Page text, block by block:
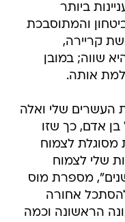
ביותר
והמתוסבכת
קריירה,
שווה; במובן
אותה.
העשרים שלי ואלה
בן אדם, כך שזו
מסוגלת לצמוח
שלי לצמוח
מספרת מוס
להסתכל אחורה
הראשונה וכמה